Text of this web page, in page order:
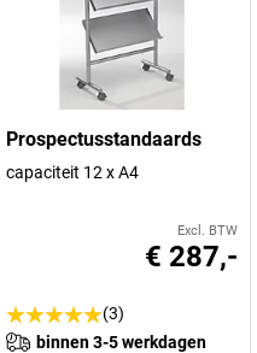
Prospectusstandaards
capaciteit 12 x A4
Excl. BTW
€ 287,-
(3)
binnen 3-5 werkdagen